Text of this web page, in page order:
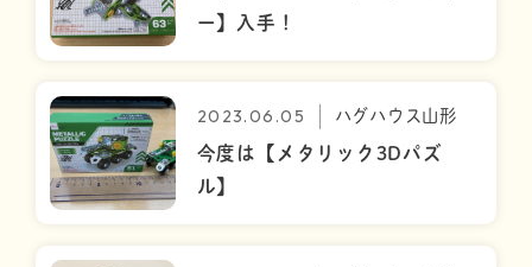
ー】入手！
2023.06.05 ハグハウス山形
今度は【メタリック3Dパズ
ル】